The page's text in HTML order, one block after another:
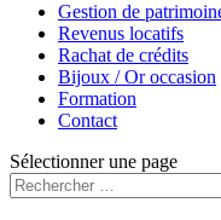
Gestion de
Revenus locatifs
Rachat de crédits
Bijoux / Or occasion
Formation
Contact
Sélectionner une page